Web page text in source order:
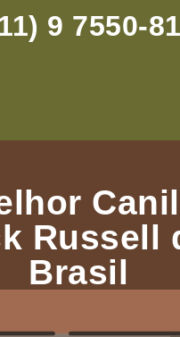
9 7550-
Russell
Brasil